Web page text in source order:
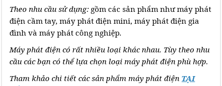
Theo nhu cầu sử dụng: gồm các sản phẩm như máy phát
điện cầm tay, máy phát điện mini, máy phát điện gia
đình và máy phát công nghiệp.
Máy phát điện có rất nhiều loại khác nhau. Tùy theo nhu
cầu các bạn có thể lựa chọn loại máy phát điện phù hợp.
Tham khảo chi tiết các sản phẩm máy phát điện TẠI